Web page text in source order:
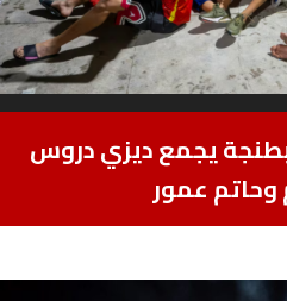
يجمع ديزي دروس
عمور